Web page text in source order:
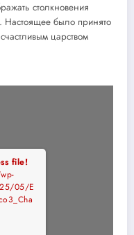
столкновения
Настоящее было принято
царством
file!
05/E